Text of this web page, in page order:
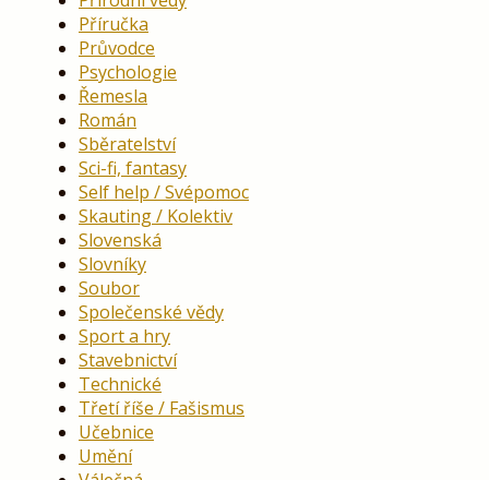
Příručka
Průvodce
Psychologie
Řemesla
Román
Sběratelství
Sci-fi, fantasy
Self help / Svépomoc
Skauting / Kolektiv
Slovenská
Slovníky
Soubor
Společenské vědy
Sport a hry
Stavebnictví
Technické
Třetí říše / Fašismus
Učebnice
Umění